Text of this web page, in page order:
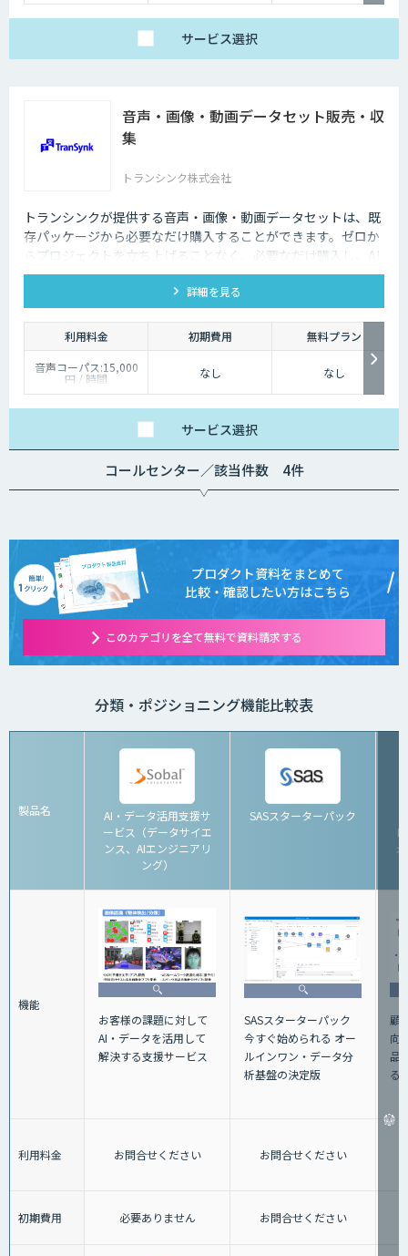
サービス選択
音声・画像・動画データセット販売・収
集
トランシンク株式会社
トランシンクが提供する音声・画像・動画データセットは、既
存パッケージから必要なだけ購入することができます。ゼロか
らプロジェクトを立ち上げることなく、必要なだけ購入し、AI
モデルの開発ができます。
詳細を見る
利用料金 初期費用
無料プラン
音声コーパス:15,000
円 / 時間
人物写真画像収集:300
なし なし
サービス選択
コールセンター／該当件数 4件
プロダクト資料をまとめて
比較・確認したい方はこちら
このカテゴリを全て無料で資料請求する
分類・ポジショニング機能比較表
製品名
AI・データ活用支援サ
ービス（データサイエ
ンス、AIエンジニアリ
ング）
SASスターターパック
機能
お客様の課題に対して
AI・データを活用して
解決する支援サービス
SASスターターパック
今すぐ始められる オー
ルインワン・データ分
析基盤の決定版
顧
向
品
る
利用料金 お問合せください お問合せください
初期費用 必要ありません お問合せください